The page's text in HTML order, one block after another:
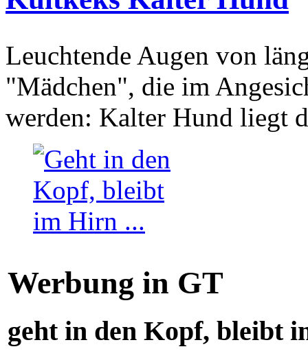
Leuchtende Augen von
"Mädchen", die im
werden: Kalter Hund liegt
Werbung in GT
geht in den Kopf, bleibt